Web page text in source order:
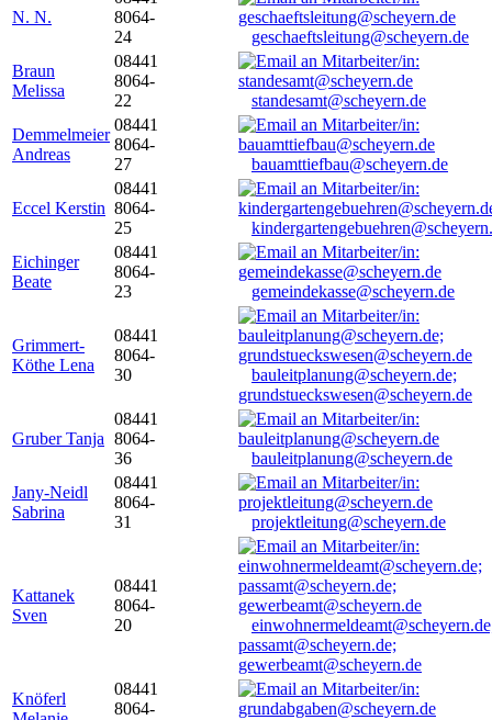
N. N.
8064-
24
geschaeftsleitung@scheyern.de
Braun
Melissa
08441
8064-
22
standesamt@scheyern.de
Demmelmeier
Andreas
08441
8064-
27
bauamttiefbau@scheyern.de
Eccel Kerstin
08441
8064-
25
Eichinger
Beate
08441
8064-
23
gemeindekasse@scheyern.de
Grimmert-
Köthe Lena
08441
8064-
30
bauleitplanung@scheyern.de;
grundstueckswesen@scheyern.de
Gruber Tanja
08441
8064-
36
bauleitplanung@scheyern.de
Jany-Neidl
Sabrina
08441
8064-
31
projektleitung@scheyern.de
Kattanek
Sven
08441
8064-
20
passamt@scheyern.de;
gewerbeamt@scheyern.de
Knöferl
08441
8064-